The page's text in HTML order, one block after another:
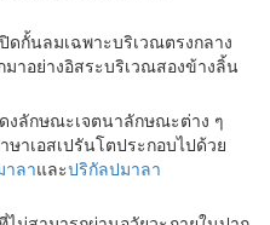
ดกั้นลมเฉพาะบริเวณตรงกลาง
าอย่างอิสระบริเวณสองข้างลิ้น
งลักษณะเจตนาลักษณะต่าง ๆ
าเอสเปรันโตประกอบไปด้วย
ลาและปริกัลปมาลา